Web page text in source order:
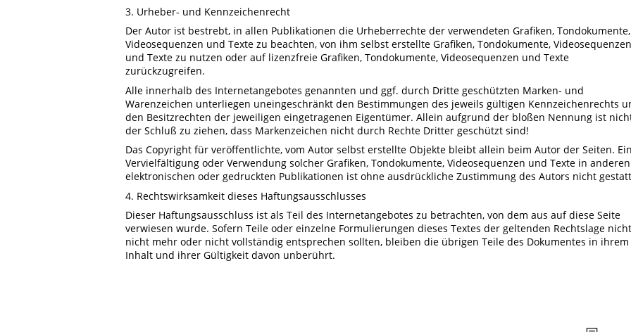
3. Urheber- und Kennzeichenrecht
Der Autor ist bestrebt, in allen Publikationen die Urheberrechte der verwendeten Grafiken, Tondokumente,
Videosequenzen und Texte zu beachten, von ihm selbst erstellte Grafiken, Tondokumente, Videosequenzen
und Texte zu nutzen oder auf lizenzfreie Grafiken, Tondokumente, Videosequenzen und Texte
zurückzugreifen.
Alle innerhalb des Internetangebotes genannten und ggf. durch Dritte geschützten Marken- und
Warenzeichen unterliegen uneingeschränkt den Bestimmungen des jeweils gültigen Kennzeichenrechts
den Besitzrechten der jeweiligen eingetragenen Eigentümer. Allein aufgrund der bloßen Nennung ist
der Schluß zu ziehen, dass Markenzeichen nicht durch Rechte Dritter geschützt sind!
Das Copyright für veröffentlichte, vom Autor selbst erstellte Objekte bleibt allein beim Autor der Seiten.
Vervielfältigung oder Verwendung solcher Grafiken, Tondokumente, Videosequenzen und Texte in anderen
elektronischen oder gedruckten Publikationen ist ohne ausdrückliche Zustimmung des Autors nicht
4. Rechtswirksamkeit dieses Haftungsausschlusses
Dieser Haftungsausschluss ist als Teil des Internetangebotes zu betrachten, von dem aus auf diese Seite
verwiesen wurde. Sofern Teile oder einzelne Formulierungen dieses Textes der geltenden Rechtslage
nicht mehr oder nicht vollständig entsprechen sollten, bleiben die übrigen Teile des Dokumentes in ihrem
Inhalt und ihrer Gültigkeit davon unberührt.